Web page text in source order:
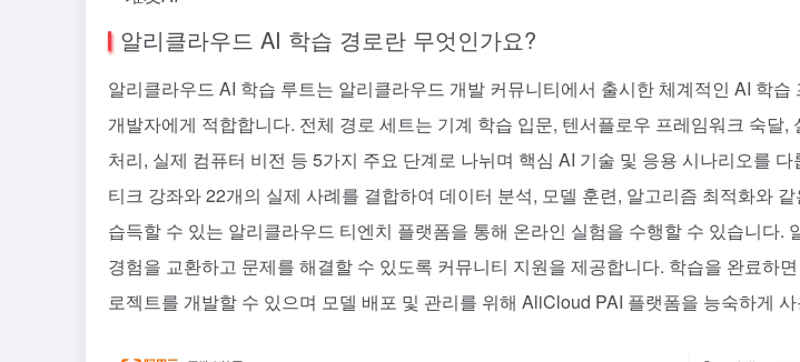
알리클라우드 AI 학습 경로란 무엇인가요?
알리클라우드 AI 학습 루트는 알리클라우드 개발 커뮤니티에서 출시한 체계적인 AI 학
개발자에게 적합합니다. 전체 경로 세트는 기계 학습 입문, 텐서플로우 프레임워크 숙달,
처리, 실제 컴퓨터 비전 등 5가지 주요 단계로 나뉘며 핵심 AI 기술 및 응용 시나리오를
티크 강좌와 22개의 실제 사례를 결합하여 데이터 분석, 모델 훈련, 알고리즘 최적화와
습득할 수 있는 알리클라우드 티엔치 플랫폼을 통해 온라인 실험을 수행할 수 있습니다.
경험을 교환하고 문제를 해결할 수 있도록 커뮤니티 지원을 제공합니다. 학습을 완료하
로젝트를 개발할 수 있으며 모델 배포 및 관리를 위해 AliCloud PAI 플랫폼을 능숙하게